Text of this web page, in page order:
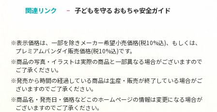
関連リンク 子どもを守る おもちゃ安全ガイド
※表示価格は、一部を除きメーカー希望小売価格(税10%込)、もしくは、
プレミアムバンダイ販売価格(税10%込)です。
※商品の写真・イラストは実際の商品と一部異なる場合がございますので
ご了承ください。
※発売から時間の経過している商品は生産・販売が終了している場合がご
ざいますのでご了承ください。
※商品名・発売日・価格などこのホームページの情報は変更になる場合が
ございますのでご了承ください。